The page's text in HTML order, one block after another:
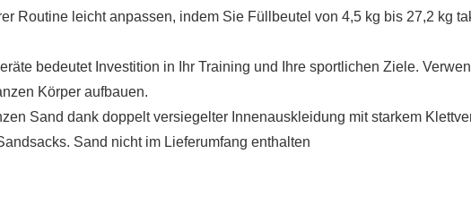
Routine leicht anpassen, indem Sie Füllbeutel von 4,5 kg bis 27,2 kg
bedeutet Investition in Ihr Training und Ihre sportlichen Ziele.
Körper aufbauen.
Sand dank doppelt versiegelter Innenauskleidung mit starkem
Sand nicht im Lieferumfang enthalten